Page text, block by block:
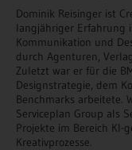
Dominik Reisinger ist
langjähriger Erfahrung
Kommunikation und
durch Agenturen,
Zuletzt war er für die
Designstrategie, dem
Benchmarks arbeitete.
Serviceplan Group als
Projekte im Bereich
Kreativprozesse.